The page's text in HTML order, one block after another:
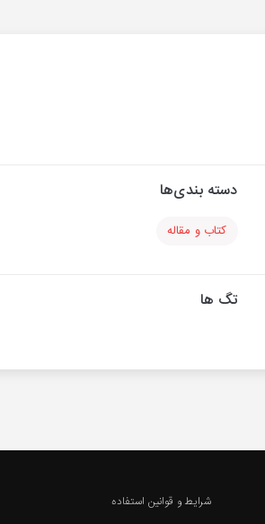
دسته بندی‌ها
کتاب و مقاله
تگ ها
شرایط و قوانین استفاده